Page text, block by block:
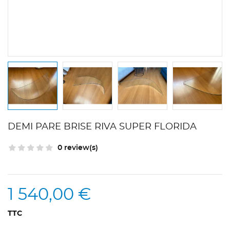
DEMI PARE BRISE RIVA SUPER FLORIDA
0 review(s)
1 540,00 €
TTC